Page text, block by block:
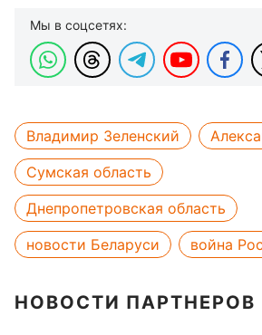
Мы в соцсетях:
Владимир Зеленский
Сумская область
Днепропетровская область
новости Беларуси
война
НОВОСТИ ПАРТНЕРОВ